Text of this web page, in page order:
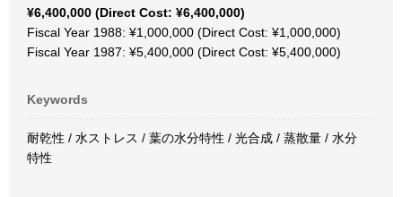
¥6,400,000 (Direct Cost: ¥6,400,000)
Fiscal Year 1988: ¥1,000,000 (Direct Cost: ¥1,000,000)
Fiscal Year 1987: ¥5,400,000 (Direct Cost: ¥5,400,000)
Keywords
耐乾性 / 水ストレス / 葉の水分特性 / 光合成 / 蒸散量 / 水分
特性